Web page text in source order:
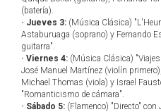
(batería).
· Jueves 3: (Música Clásica)
Astaburuaga (soprano) y Fernando
guitarra".
· Viernes 4: (Música Clásica)
José Manuel Martínez (violín
Michael Thomas (viola) y Israel
"Romanticismo de cámara".
· Sábado 5: (Flamenco) "Directo" con